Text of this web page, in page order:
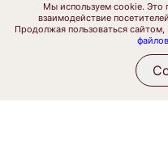
Мы используем cookie. Это
взаимодействие
Продолжая пользоваться